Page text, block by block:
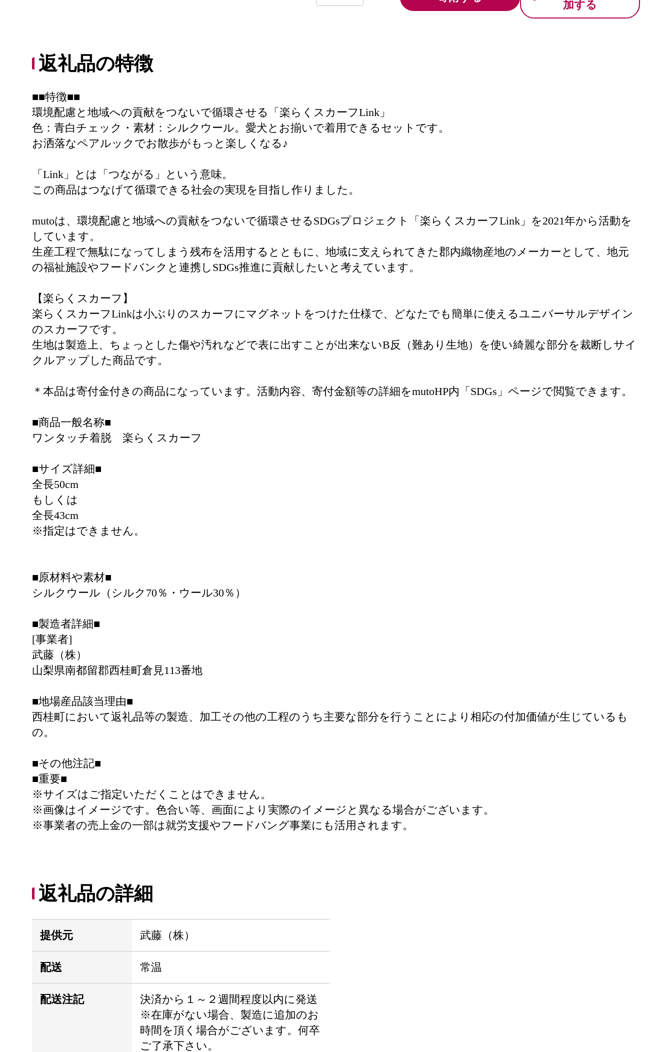
加する
返礼品の特徴
■■特徴■■
環境配慮と地域への貢献をつないで循環させる「楽らくスカーフLink」
色：青白チェック・素材：シルクウール。愛犬とお揃いで着用できるセットです。
お洒落なペアルックでお散歩がもっと楽しくなる♪
「Link」とは「つながる」という意味。
この商品はつなげて循環できる社会の実現を目指し作りました。
mutoは、環境配慮と地域への貢献をつないで循環させるSDGsプロジェクト「楽らくスカーフLink」を2021年から活動を
しています。
生産工程で無駄になってしまう残布を活用するとともに、地域に支えられてきた郡内織物産地のメーカーとして、地元
の福祉施設やフードバンクと連携しSDGs推進に貢献したいと考えています。
【楽らくスカーフ】
楽らくスカーフLinkは小ぶりのスカーフにマグネットをつけた仕様で、どなたでも簡単に使えるユニバーサルデザイン
のスカーフです。
生地は製造上、ちょっとした傷や汚れなどで表に出すことが出来ないB反（難あり生地）を使い綺麗な部分を裁断しサイ
クルアップした商品です。
＊本品は寄付金付きの商品になっています。活動内容、寄付金額等の詳細をmutoHP内「SDGs」ページで閲覧できます。
■商品一般名称■
ワンタッチ着脱 楽らくスカーフ
■サイズ詳細■
全長50cm
もしくは
全長43cm
※指定はできません。
■原材料や素材■
シルクウール（シルク70％・ウール30％）
■製造者詳細■
[事業者]
武藤（株）
山梨県南都留郡西桂町倉見113番地
■地場産品該当理由■
西桂町において返礼品等の製造、加工その他の工程のうち主要な部分を行うことにより相応の付加価値が生じているも
の。
■その他注記■
■重要■
※サイズはご指定いただくことはできません。
※画像はイメージです。色合い等、画面により実際のイメージと異なる場合がございます。
※事業者の売上金の一部は就労支援やフードバング事業にも活用されます。
返礼品の詳細
提供元 武藤（株）
配送 常温
配送注記
決済から１～２週間程度以内に発送
※在庫がない場合、製造に追加のお
時間を頂く場合がございます。何卒
ご了承下さい。